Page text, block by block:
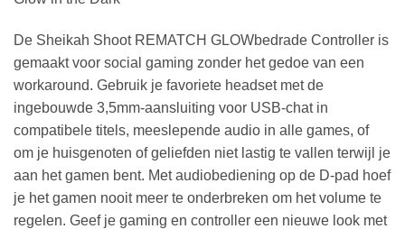
De Sheikah Shoot REMATCH GLOWbedrade Controller is
gemaakt voor social gaming zonder het gedoe van een
workaround. Gebruik je favoriete headset met de
ingebouwde 3,5mm-aansluiting voor USB-chat in
compatibele titels, meeslepende audio in alle games, of
om je huisgenoten of geliefden niet lastig te vallen terwijl je
aan het gamen bent. Met audiobediening op de D-pad hoef
je het gamen nooit meer te onderbreken om het volume te
regelen. Geef je gaming en controller een nieuwe look met